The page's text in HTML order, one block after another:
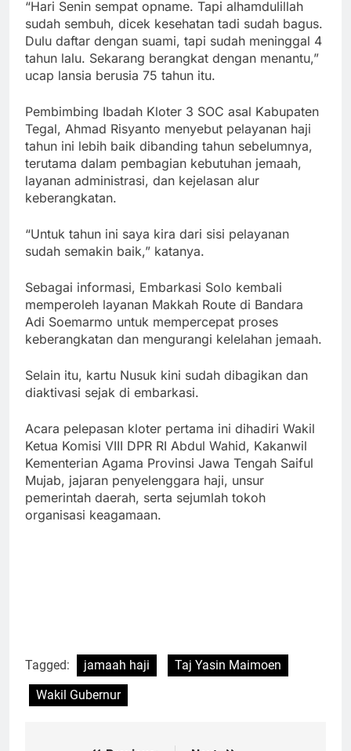
“Hari Senin sempat opname. Tapi alhamdulillah
sudah sembuh, dicek kesehatan tadi sudah bagus.
Dulu daftar dengan suami, tapi sudah meninggal 4
tahun lalu. Sekarang berangkat dengan menantu,”
ucap lansia berusia 75 tahun itu.
Pembimbing Ibadah Kloter 3 SOC asal Kabupaten
Tegal, Ahmad Risyanto menyebut pelayanan haji
tahun ini lebih baik dibanding tahun sebelumnya,
terutama dalam pembagian kebutuhan jemaah,
layanan administrasi, dan kejelasan alur
keberangkatan.
“Untuk tahun ini saya kira dari sisi pelayanan
sudah semakin baik,” katanya.
Sebagai informasi, Embarkasi Solo kembali
memperoleh layanan Makkah Route di Bandara
Adi Soemarmo untuk mempercepat proses
keberangkatan dan mengurangi kelelahan jemaah.
Selain itu, kartu Nusuk kini sudah dibagikan dan
diaktivasi sejak di embarkasi.
Acara pelepasan kloter pertama ini dihadiri Wakil
Ketua Komisi VIII DPR RI Abdul Wahid, Kakanwil
Kementerian Agama Provinsi Jawa Tengah Saiful
Mujab, jajaran penyelenggara haji, unsur
pemerintah daerah, serta sejumlah tokoh
organisasi keagamaan.
Tagged: jamaah haji
Taj Yasin Maimoen
Wakil Gubernur